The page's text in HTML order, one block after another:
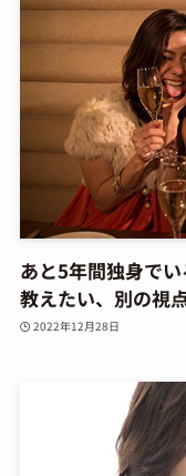
あと5年間独身で
教えたい、別の視
2022年12月28日